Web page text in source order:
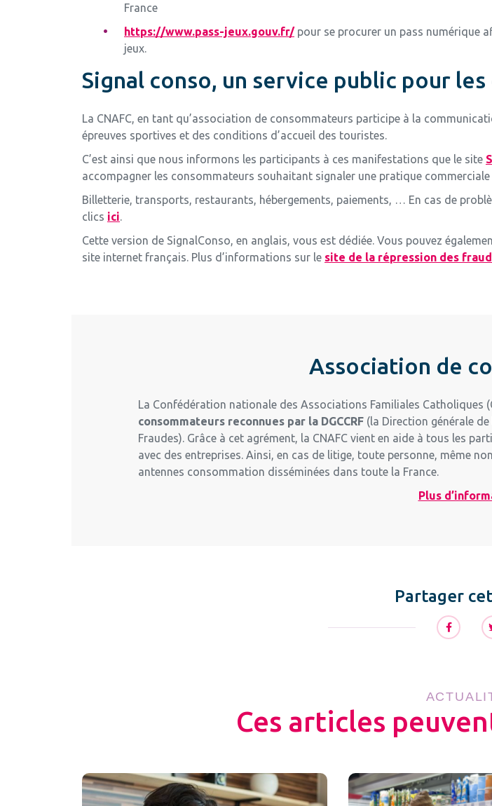
France
https://www.pass-jeux.gouv.fr/pour se procurer un pass numérique
jeux.
Signal conso, un service public pour
La CNAFC, en tant qu’association de consommateurs participe à la
épreuves sportives et des conditions d’accueil des touristes.
C’est ainsi que nous informons les participants à ces manifestations que le site
accompagner les consommateurs souhaitant signaler une pratique
Billetterie, transports, restaurants, hébergements, paiements, … En cas de
clics ici.
Cette version de SignalConso, en anglais, vous est dédiée. Vous pouvez
site internet français. Plus d’informations sur le site de la répression des
Association de
La Confédération nationale des Associations Familiales Catholiques
consommateurs reconnues par la DGCCRF (la Direction générale
Fraudes). Grâce à cet agrément, la CNAFC vient en aide à tous les
avec des entreprises. Ainsi, en cas de litige, toute personne, même
antennes consommation disséminées dans toute la France.
Plus
Partager
Ces articles